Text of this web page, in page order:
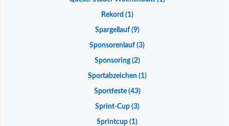
Rekord (1)
Spargellauf(9)
Sponsorenlauf (3)
Sponsoring(2)
Sportabzeichen(1)
Sportfeste(43)
Sprint-Cup(3)
Sprintcup (1)